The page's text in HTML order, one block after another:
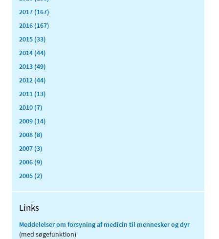
2017 (167)
2016 (167)
2015 (33)
2014 (44)
2013 (49)
2012 (44)
2011 (13)
2010 (7)
2009 (14)
2008 (8)
2007 (3)
2006 (9)
2005 (2)
Links
Meddelelser om forsyning af medicin til mennesker og dyr
(med søgefunktion)